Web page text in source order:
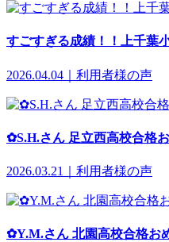
すごすぎる成績！！上千葉
2026.04.04｜利用者様の声
✿S.H.さん 足立西高校合格
2026.03.21｜利用者様の声
✿Y.M.さん 北園高校合格お